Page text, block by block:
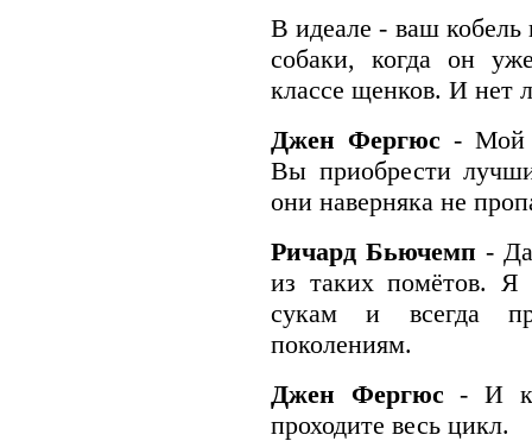
В идеале - ваш кобель
собаки, когда он
классе щенков. И нет
Джен Фергюс - Мой
Вы приобрести
они наверняка не
Ричард Бьючемп -
из таких помётов. Я
сукам и всегда
поколениям.
Джен Фергюс- И к
проходите весь цикл.